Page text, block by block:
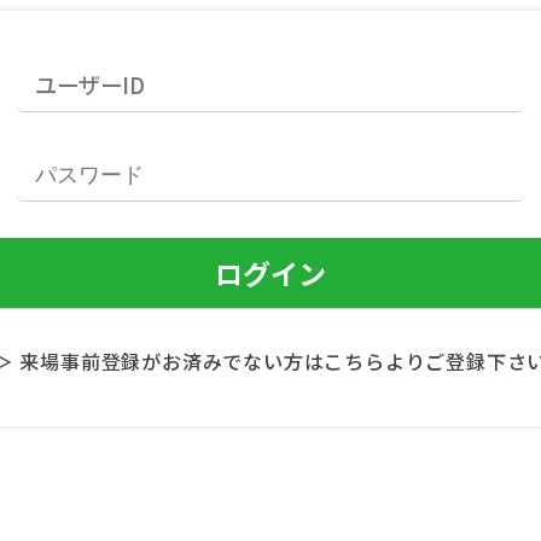
来場事前登録がお済みでない方はこちらよりご登録下さ